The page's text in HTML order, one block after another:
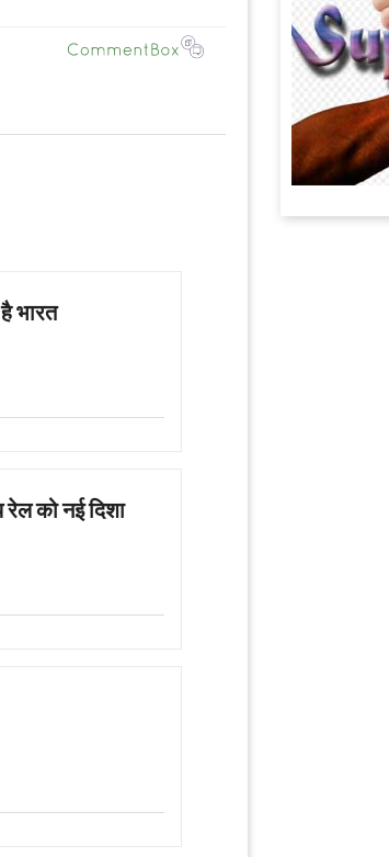
भारत
को नई दिशा